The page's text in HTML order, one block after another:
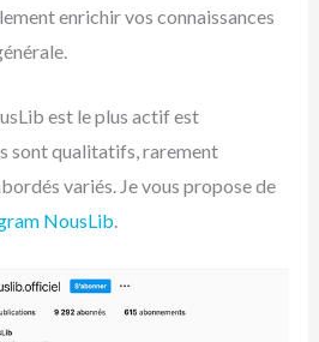
enrichir vos connaissances
est le plus actif est
sont qualitatifs, rarement
variés. Je vous propose de
NousLib.